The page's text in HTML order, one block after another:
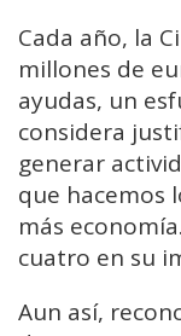
Cada año, la
millones de
ayudas, un
considera
generar
que hacemos
más
cuatro en su
Aun así,